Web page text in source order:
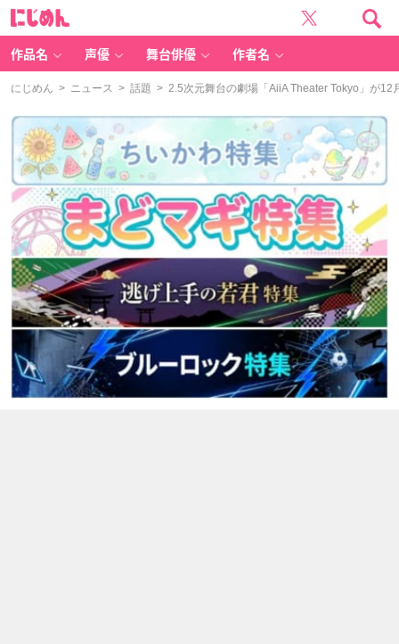
作品名 声優 舞台俳優 作者名
にじめん > ニュース > 話題 > 2.5次元舞台の劇場「AiiA Theater Tokyo」が